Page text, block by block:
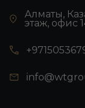
Алматы,
этаж, офис